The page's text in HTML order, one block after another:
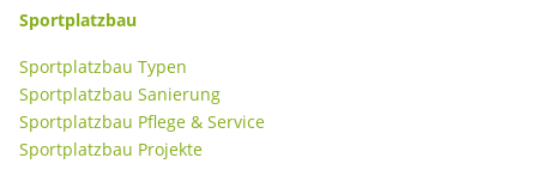
Sportplatzbau
Sportplatzbau Typen
Sportplatzbau Sanierung
Sportplatzbau Pflege & Service
Sportplatzbau Projekte